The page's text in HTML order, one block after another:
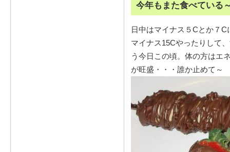
今年もまた食べている
日中はマイナス５Cとか７
マイナス15Cやったりして
う今日この頃。体の方はエ
が旺盛・・・誰か止めて～